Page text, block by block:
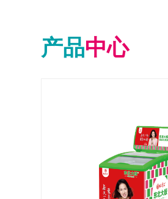
产品中心